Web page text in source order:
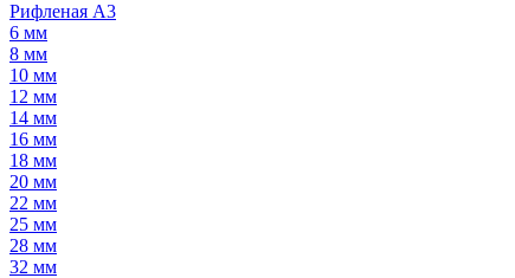
Рифленая А3
6 мм
8 мм
10 мм
12 мм
14 мм
16 мм
18 мм
20 мм
22 мм
25 мм
28 мм
32 мм